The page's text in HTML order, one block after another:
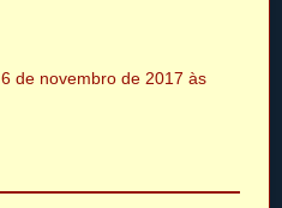
6 de novembro de 2017 às